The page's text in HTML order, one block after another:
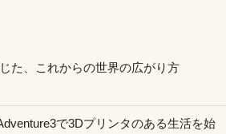
た、これからの世界の広がり方
で3Dプリンタのある生活を始